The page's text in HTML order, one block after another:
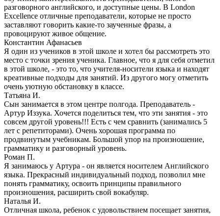
разговорного английского, и доступные цены. В London
Excellence отличные преподаватели, которые не просто
заставляют говорить какие-то заученные фразы, а
провоцируют живое общение.
Константин Афанасьев
Я один из учеников в этой школе и хотел бы рассмотреть это
место с точки зрения ученика. Главное, что я для себя отметил
в этой школе, - это то, что учителя-носители языка и находят
креативные подходы для занятий. Из другого могу отметить
очень уютную обстановку в классе.
Татьяна И.
Сын занимается в этом центре полгода. Преподаватель -
Артур Иззука. Хочется поделиться тем, что эти занятия - это
совсем другой уровень!!! Есть с чем сравнить (занимались 5
лет с репетиторами). Очень хорошая программа по
продвинутым учебникам. Большой упор на произношение,
грамматику и разговорный уровень.
Роман П.
Я занимаюсь у Артура - он является носителем Английского
языка. Прекрасный индивидуальный подход, позволил мне
понять грамматику, освоить принципы правильного
произношения, расширить свой вокабуляр.
Наталья И.
Отличная школа, ребенок с удовольствием посещает занятия,